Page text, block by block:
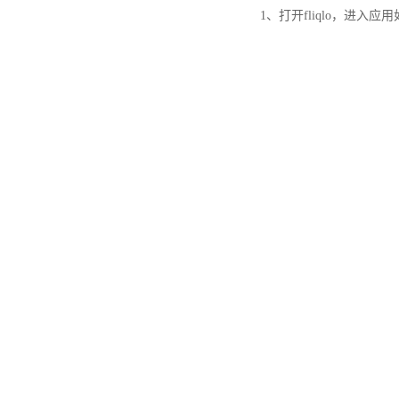
1、打开fliqlo，进入应用